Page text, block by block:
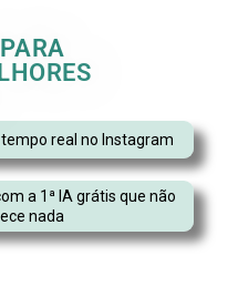
real no Instagram
a 1ª IA grátis que não
nada